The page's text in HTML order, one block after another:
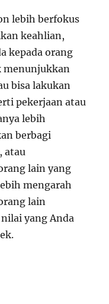
lebih berfokus
keahlian,
kepada orang
menunjukkan
bisa lakukan
pekerjaan atau
lebih
berbagi
atau
lain yang
mengarah
lain
yang Anda